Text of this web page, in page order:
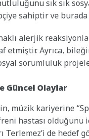
sık sık
sahiptir ve
alerjik
etmiştir. Ayrıca,
sorumluluk
Güncel Olaylar
müzik kariyerine
hastası
Terlemez’i de hedef